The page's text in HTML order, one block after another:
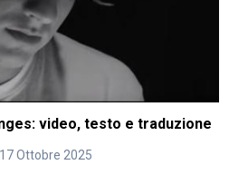
video, testo e traduzione
17 Ottobre 2025